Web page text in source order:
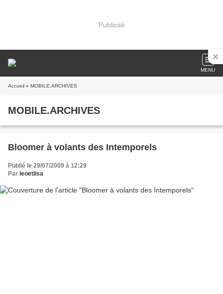
Publicité
MENU
Accueil » MOBILE.ARCHIVES
MOBILE.ARCHIVES
Bloomer à volants des Intemporels
Publié le 29/07/2009 à 12:29
Par leoetlisa